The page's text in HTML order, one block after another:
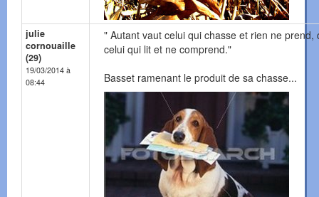
julie
cornouaille
(29)
19/03/2014 à
08:44
" Autant vaut celui qui chasse et rien ne prend,
celui qui lit et ne comprend."
Basset ramenant le produit de sa chasse...